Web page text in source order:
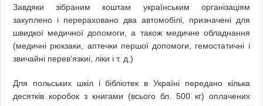
Завдяки зібраним коштам українським організаціям
закуплено і перераховано два автомобілі, призначені для
швидкої медичної допомоги, а також медичне обладнання
(медичні рюкзаки, аптечки першої допомоги, гемостатичні і
звичайні перев’язкиi, ліки і т. д.)
Для польських шкіл і бібліотек в Україні передано кілька
десятків коробок з книгами (всього бл. 500 кг) оплачених